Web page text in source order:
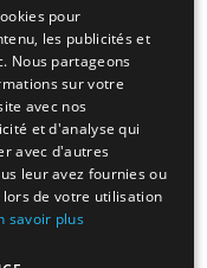
pour
les publicités et
Nous partageons
sur votre
avec nos
et d'analyse qui
avec d'autres
leur avez fournies ou
de votre utilisation
savoir plus